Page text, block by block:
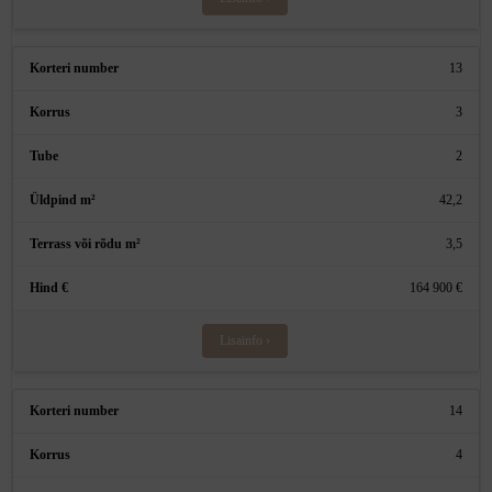
13
3
2
42,2
3,5
164 900 €
Lisainfo ›
14
4